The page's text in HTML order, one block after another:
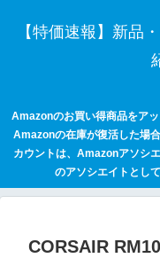
【特価速報】新品
Amazonのお買い得商品をア
Amazonの在庫が復活した場
カウントは、Amazonアソシ
のアソシエイトとし
CORSAIR